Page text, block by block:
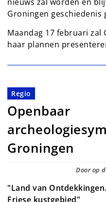
Groningen geschiedenis
Maandag 17 februari zal
haar plannen
Regio
Openbaar
Groningen
Door op
"Land van
Friese kustgebied"